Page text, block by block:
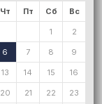
Чт Пт Сб Вс
1 2
6 7 8 9
13 14 15 16
20 21 22 23